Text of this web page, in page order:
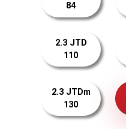
84
2.3 JTD
110
2.3 JTDm
130